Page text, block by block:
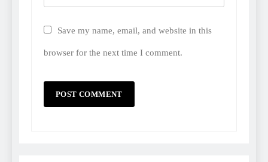
Save my name, email, and website in this
browser for the next time I comment.